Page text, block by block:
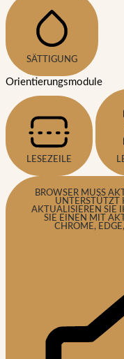
SÄTTIGUNG
Orientierungsmodule
LESEZEILE
BROWSER MUSS
UNTERSTÜTZT
AKTUALISIEREN SIE
SIE EINEN MIT
CHROME,